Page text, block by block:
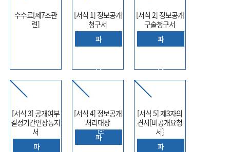
수수료[제7조관
련]
[서식 1] 정보공개
청구서
파
다
드
[서식 2] 정보공개
구술청구서
파
다
드
[서식 3] 공개여부
결정기간연장통지
서
파
[서식 4] 정보공개
처리대장
파
[서식 5] 제3자의
견서[비공개요청
서]
파